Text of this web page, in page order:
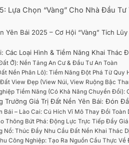
Lựa Chọn “Vàng” Cho Nhà Đầu
Yên Bái 2025 – Cơ Hội “Vàng” Tích
Các Loại Hình & Tiềm Năng Khai Thác
Ở): Nền Tảng An Cư & Đầu Tư An Toàn
Nền Phân Lô): Tiềm Năng Đột Phá Từ Quy
View Đẹp (View Núi, View Ruộng Bậc
Tiềm Năng (Có Khả Năng Chuyển Đổi):
Trưởng Giá Trị Đất Nền Yên Bái: Đón
Bái – Lào Cai: Cú Hích Vĩ Mô Thay Đổi Toàn
Thông Bứt Phá: Động Lực Trực Tiếp Đẩy
Nổ: Thúc Đẩy Nhu Cầu Đất Nền Khai Thác
Công Nghiệp: Tạo Ra Nguồn Cầu Thực Về